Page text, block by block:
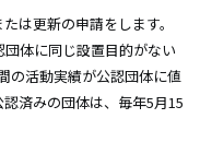
は更新の申請をします。
体に同じ設置目的がない
の活動実績が公認団体に値
済みの団体は、毎年5月15